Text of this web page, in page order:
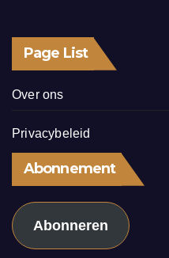
Page List
Over ons
Privacybeleid
Abonnement
Abonneren